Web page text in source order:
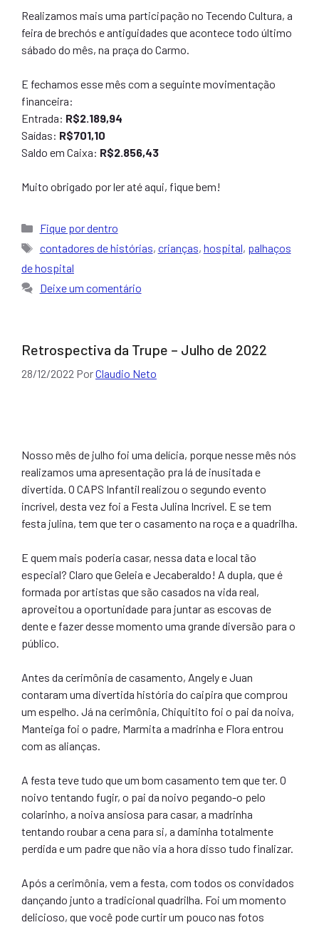
Realizamos mais uma participação no Tecendo Cultura, a
feira de brechós e antiguidades que acontece todo último
sábado do mês, na praça do Carmo.
E fechamos esse mês com a seguinte movimentação
financeira:
Entrada: R$2.189,94
Saídas: R$701,10
Saldo em Caixa: R$2.856,43
Muito obrigado por ler até aqui, fique bem!
Categorias
Fique por dentro
Tags
contadores de histórias, crianças, hospital, palhaços
de hospital
Deixe um comentário
Retrospectiva da Trupe – Julho de 2022
28/12/2022 PorClaudio Neto
Nosso mês de julho foi uma delícia, porque nesse mês nós
realizamos uma apresentação pra lá de inusitada e
divertida. O CAPS Infantil realizou o segundo evento
incrível, desta vez foi a Festa Julina Incrível. E se tem
festa julina, tem que ter o casamento na roça e a quadrilha.
E quem mais poderia casar, nessa data e local tão
especial? Claro que Geleia e Jecaberaldo! A dupla, que é
formada por artistas que são casados na vida real,
aproveitou a oportunidade para juntar as escovas de
dente e fazer desse momento uma grande diversão para o
público.
Antes da cerimônia de casamento, Angely e Juan
contaram uma divertida história do caipira que comprou
um espelho. Já na cerimônia, Chiquitito foi o pai da noiva,
Manteiga foi o padre, Marmita a madrinha e Flora entrou
com as alianças.
A festa teve tudo que um bom casamento tem que ter. O
noivo tentando fugir, o pai da noivo pegando-o pelo
colarinho, a noiva ansiosa para casar, a madrinha
tentando roubar a cena para si, a daminha totalmente
perdida e um padre que não via a hora disso tudo finalizar.
Após a cerimônia, vem a festa, com todos os convidados
dançando junto a tradicional quadrilha. Foi um momento
delicioso, que você pode curtir um pouco nas fotos